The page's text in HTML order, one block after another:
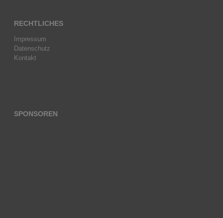
RECHTLICHES
Impressum
Datenschutz
Kontakt
SPONSOREN